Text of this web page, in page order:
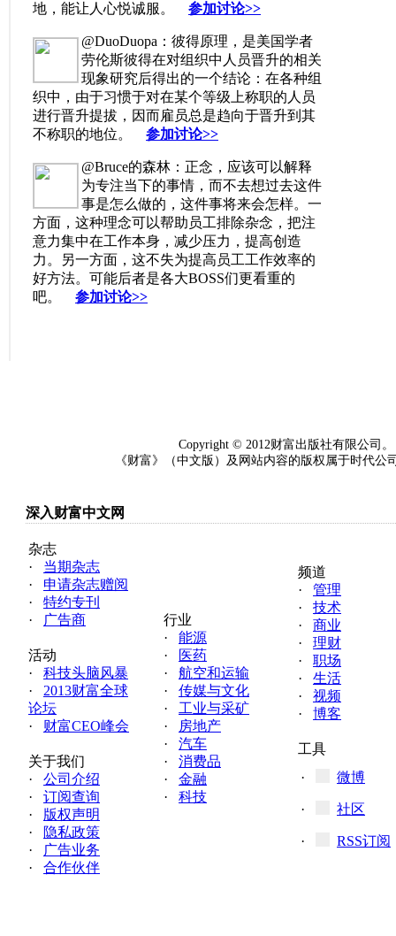
地，能让人心悦诚服。 参加讨论>>
@DuoDuopa：彼得原理，是美国学者
劳伦斯彼得在对组织中人员晋升的相关
现象研究后得出的一个结论：在各种组
织中，由于习惯于对在某个等级上称职的人员
进行晋升提拔，因而雇员总是趋向于晋升到其
不称职的地位。 参加讨论>>
@Bruce的森林：正念，应该可以解释
为专注当下的事情，而不去想过去这件
事是怎么做的，这件事将来会怎样。一
方面，这种理念可以帮助员工排除杂念，把注
意力集中在工作本身，减少压力，提高创造
力。另一方面，这不失为提高员工工作效率的
好方法。可能后者是各大BOSS们更看重的
吧。 参加讨论>>
Copyright © 2012财富出版社有限公司
《财富》（中文版）及网站内容的版权属于时代
深入财富中文网
杂志
· 当期杂志
· 申请杂志赠阅
· 特约专刊
·
广告商
活动
· 科技头脑风暴
· 2013财富全球
论坛
· 财富CEO峰会
关于我们
· 公司介绍
· 订阅查询
· 版权声明
·
隐私政策
·
广告业务
· 合作伙伴
行业
· 能源
·
医药
· 航空和运输
· 传媒与文化
· 工业与采矿
·
房地产
· 汽车
· 消费品
· 金融
· 科技
频道
· 管理
· 技术
· 商业
· 理财
· 职场
· 生活
· 视频
· 博客
工具
·
微博
· 社区
· RSS订阅